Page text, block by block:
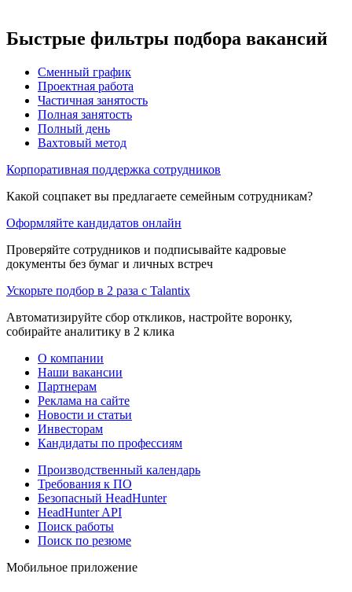
Быстрые фильтры подбора вакансий
Сменный график
Проектная работа
Частичная занятость
Полная занятость
Полный день
Вахтовый метод
Корпоративная поддержка сотрудников
Какой соцпакет вы предлагаете семейным сотрудникам?
Оформляйте кандидатов онлайн
Проверяйте сотрудников и подписывайте кадровые
документы без бумаг и личных встреч
Ускорьте подбор в 2 раза с Talantix
Автоматизируйте сбор откликов, настройте воронку,
собирайте аналитику в 2 клика
О компании
Наши вакансии
Партнерам
Реклама на сайте
Новости и статьи
Инвесторам
Кандидаты по профессиям
Производственный календарь
Требования к ПО
Безопасный HeadHunter
HeadHunter API
Поиск работы
Поиск по резюме
Мобильное приложение